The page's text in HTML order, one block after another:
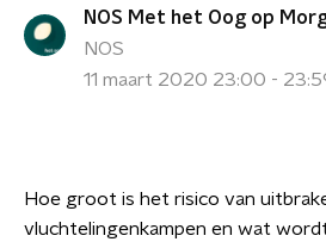
NOS Met het Oog op
NOS
11 maart 2020 23:00 -
Hoe groot is het risico van
vluchtelingenkampen en wat